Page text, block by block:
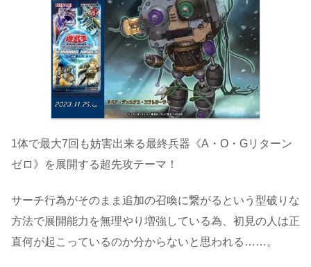
1体で最大7回も妨害出来る最終兵器《A・O・Gリターン
ゼロ》を展開する超先攻テーマ！
サーチ行為がそのまま追加の召喚に繋がるという型破りな
方法で展開能力を無理やり増強している為、初見の人は正
直何が起こっているのか分からないと思われる……。